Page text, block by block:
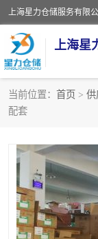
上海
当前位置： 首页 > 供
配套
上海仓库对外出
上海仓储配送
上海仓库代运营
上海第三方仓